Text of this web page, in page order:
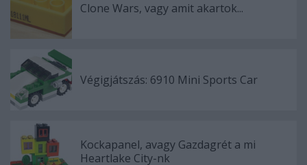
Clone Wars, vagy amit akartok...
Végigjátszás: 6910 Mini Sports Car
Kockapanel, avagy Gazdagrét a mi
Heartlake City-nk